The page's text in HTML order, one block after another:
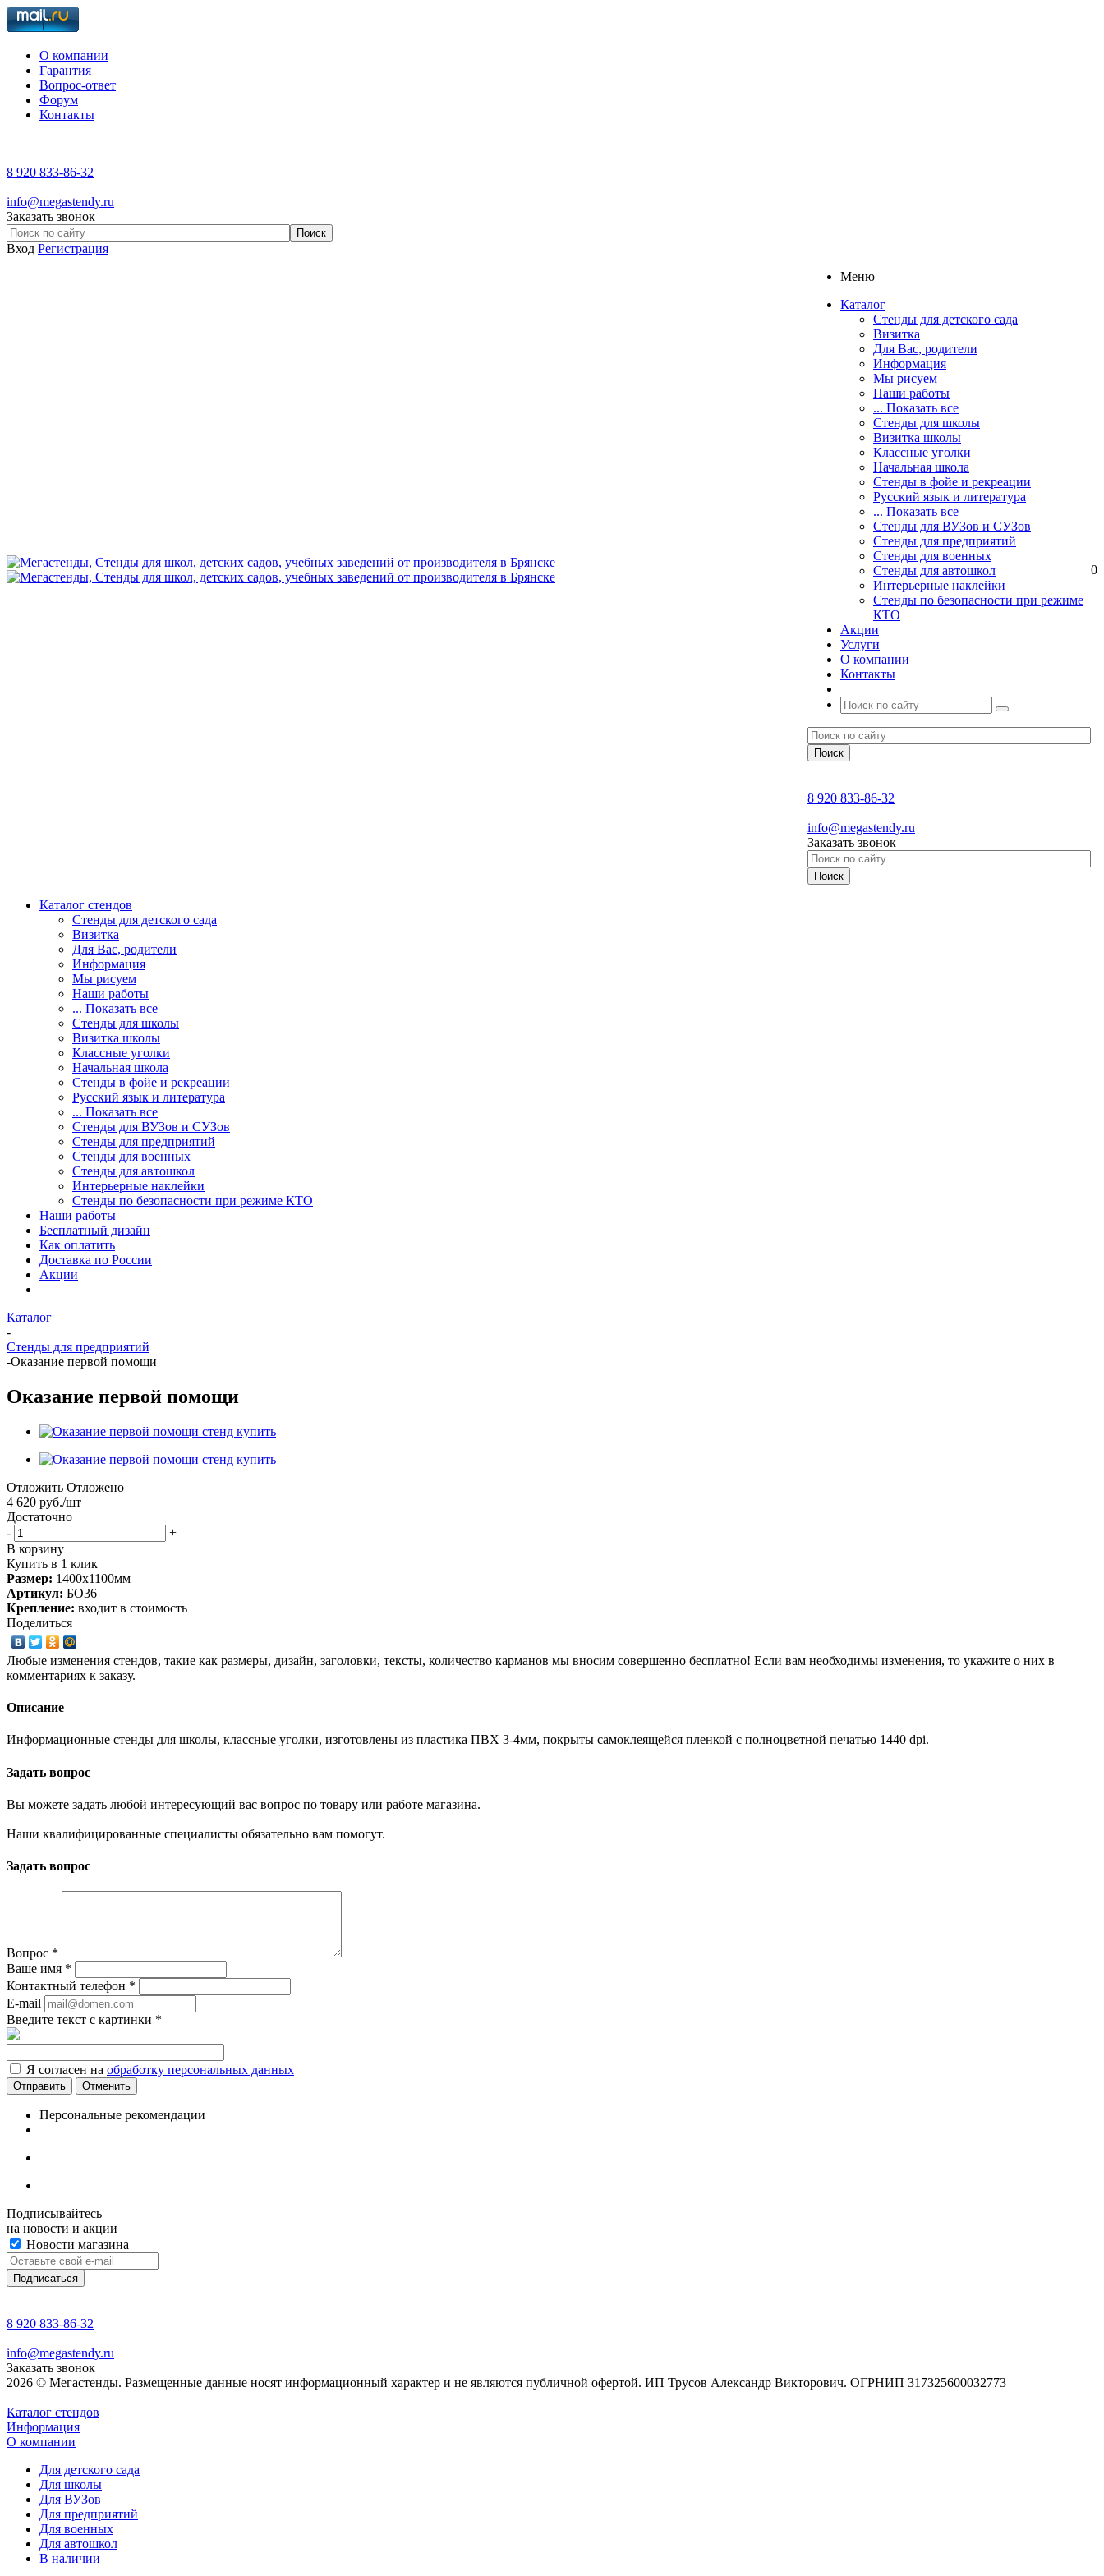
О компании
Гарантия
Вопрос-ответ
Форум
Контакты
8 920 833-86-32
info@megastendy.ru
Заказать звонок
Вход Регистрация
Меню
Каталог
Стенды для детского сада
Визитка
Для Вас, родители
Информация
Мы рисуем
Наши работы
... Показать все
Стенды для школы
Визитка школы
Классные уголки
Начальная школа
Стенды в фойе и рекреации
Русский язык и литература
... Показать все
Стенды для ВУЗов и СУЗов
Стенды для предприятий
Стенды для военных
Стенды для автошкол
Интерьерные наклейки
Стенды по безопасности при режиме
КТО
Акции
Услуги
О компании
Контакты
8 920 833-86-32
info@megastendy.ru
Заказать звонок
0
Каталог стендов
Стенды для детского сада
Визитка
Для Вас, родители
Информация
Мы рисуем
Наши работы
... Показать все
Стенды для школы
Визитка школы
Классные уголки
Начальная школа
Стенды в фойе и рекреации
Русский язык и литература
... Показать все
Стенды для ВУЗов и СУЗов
Стенды для предприятий
Стенды для военных
Стенды для автошкол
Интерьерные наклейки
Стенды по безопасности при режиме КТО
Наши работы
Бесплатный дизайн
Как оплатить
Доставка по России
Акции
Каталог
-
Стенды для предприятий
-Оказание первой помощи
Оказание первой помощи
Отложить Отложено
4 620 руб./шт
Достаточно
-
+
В корзину
Купить в 1 клик
Размер: 1400х1100мм
Артикул: БО36
Крепление: входит в стоимость
Поделиться
Любые изменения стендов, такие как размеры, дизайн, заголовки, тексты, количество карманов мы вносим совершенно бесплатно! Если вам необходимы изменения, то укажите о них в
комментариях к заказу.
Описание
Информационные стенды для школы, классные уголки, изготовлены из пластика ПВХ 3-4мм, покрыты самоклеящейся пленкой с полноцветной печатью 1440 dpi.
Задать вопрос
Вы можете задать любой интересующий вас вопрос по товару или работе магазина.
Наши квалифицированные специалисты обязательно вам помогут.
Задать вопрос
Вопрос *
Ваше имя *
Контактный телефон *
E-mail
Введите текст с картинки *
Я согласен на обработку персональных данных
Отменить
Персональные рекомендации
Подписывайтесь
на новости и акции
Новости магазина
8 920 833-86-32
info@megastendy.ru
Заказать звонок
2026 © Мегастенды. Размещенные данные носят информационный характер и не являются публичной офертой. ИП Трусов Александр Викторович. ОГРНИП 317325600032773
Каталог стендов
Информация
О компании
Для детского сада
Для школы
Для ВУЗов
Для предприятий
Для военных
Для автошкол
В наличии